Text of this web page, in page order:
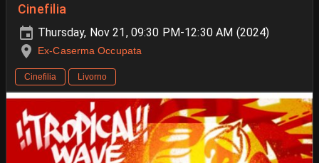
Cinefilia
Thursday, Nov 21, 09:30 PM-12:30 AM (2024)
Ex-Caserma Occupata
Cinefilia Livorno